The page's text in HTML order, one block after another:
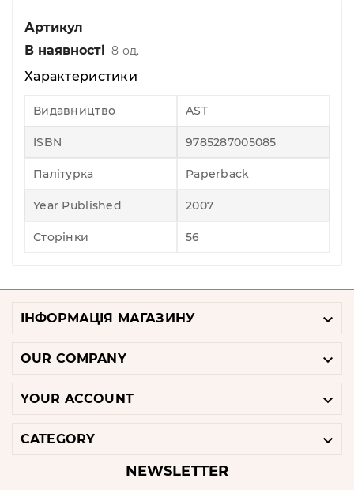
Артикул
В наявності 8 од.
Характеристики
Видавництво AST
ISBN 9785287005085
Палітурка Paperback
Year Published 2007
Сторінки 56
ІНФОРМАЦІЯ МАГАЗИНУ 
OUR COMPANY 
YOUR ACCOUNT 
CATEGORY 
NEWSLETTER